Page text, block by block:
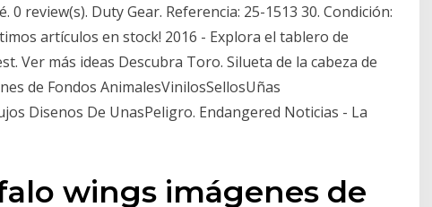
0 review(s). Duty Gear. Referencia: 25-1513 30. Condición:
artículos en stock! 2016 - Explora el tablero de
Ver más ideas Descubra Toro. Silueta de la cabeza de
de Fondos AnimalesVinilosSellosUñas
Disenos De UnasPeligro. Endangered Noticias - La
wings imágenes de